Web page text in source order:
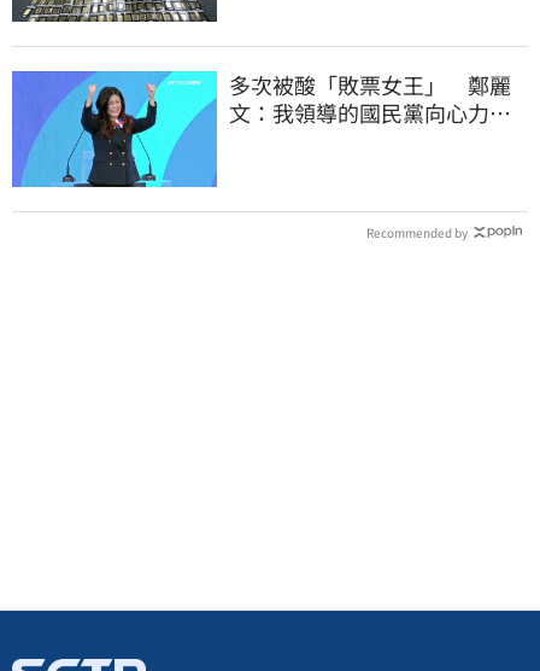
多次被酸「敗票女王」 鄭麗
文：我領導的國民黨向心力
Recommended by